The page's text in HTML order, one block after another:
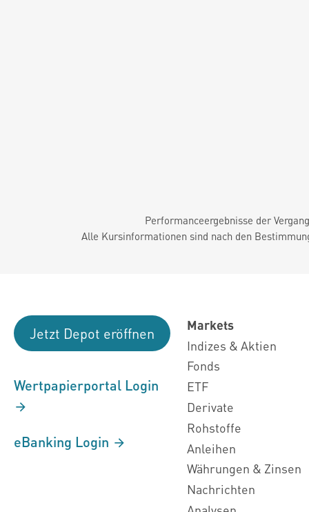
Performanceergebnisse der
Alle Kursinformationen sind nach den
Jetzt Depot eröffnen
Wertpapierportal Login
eBanking Login
Markets
Indizes & Aktien
Fonds
ETF
Derivate
Rohstoffe
Anleihen
Währungen & Zinsen
Nachrichten